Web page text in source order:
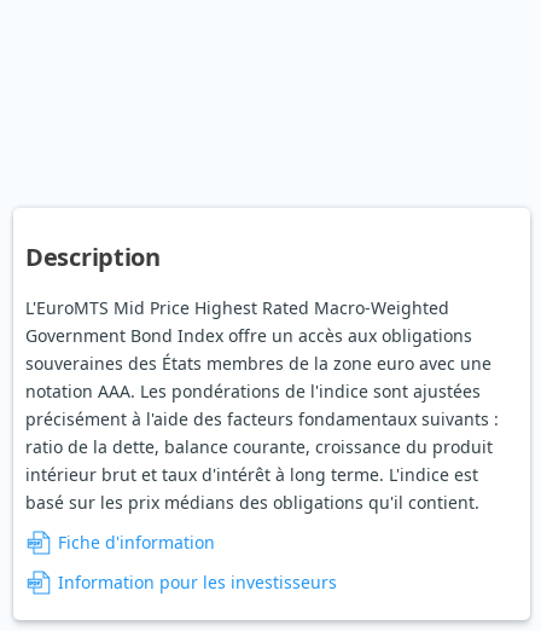
Description
L'EuroMTS Mid Price Highest Rated Macro-Weighted
Government Bond Index offre un accès aux obligations
souveraines des États membres de la zone euro avec une
notation AAA. Les pondérations de l'indice sont ajustées
précisément à l'aide des facteurs fondamentaux suivants :
ratio de la dette, balance courante, croissance du produit
intérieur brut et taux d'intérêt à long terme. L'indice est
basé sur les prix médians des obligations qu'il contient.
Fiche d'information
Information pour les investisseurs